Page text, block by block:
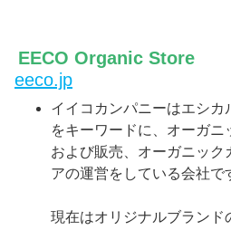
EECO Organic Store
eeco.jp
イイコカンパニーはエシカ
をキーワードに、オーガニ
および販売、オーガニック
アの運営をしている会社で
現在はオリジナルブランド